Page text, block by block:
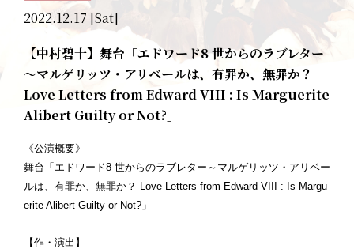
2022.12.17 [Sat]
【中村碧十】舞台「エドワード8 世からのラブレター
～マルゲリッツ・アリベールは、有罪か、無罪か？
Love Letters from Edward VIII : Is Marguerite
Alibert Guilty or Not?」
《公演概要》
舞台「エドワード8 世からのラブレター～マルゲリッツ・アリベー
ルは、有罪か、無罪か？ Love Letters from Edward VIII : Is Margu
erite Alibert Guilty or Not?」
【作・演出】